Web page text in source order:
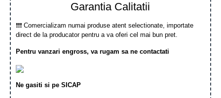
Garantia Calitatii
❗❗❗ Comercializam numai produse atent selectionate, importate
direct de la producator pentru a va oferi cel mai bun pret.
Pentru vanzari engross, va rugam sa ne contactati
Ne gasiti si pe SICAP